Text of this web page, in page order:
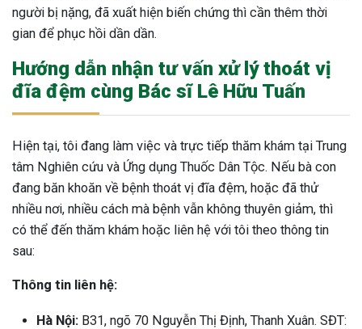
người bị nặng, đã xuất hiện biến chứng thì cần thêm thời
gian để phục hồi dần dần.
Hướng dẫn nhận tư vấn xử lý thoát vị
đĩa đệm cùng Bác sĩ Lê Hữu Tuấn
Hiện tại, tôi đang làm việc và trực tiếp thăm khám tại Trung
tâm Nghiên cứu và Ứng dụng Thuốc Dân Tộc. Nếu bà con
đang băn khoăn về bệnh thoát vị đĩa đệm, hoặc đã thử
nhiều nơi, nhiều cách mà bệnh vẫn không thuyên giảm, thì
có thể đến thăm khám hoặc liên hệ với tôi theo thông tin
sau:
Thông tin liên hệ:
Hà Nội: B31, ngõ 70 Nguyễn Thị Định, Thanh Xuân. SĐT: